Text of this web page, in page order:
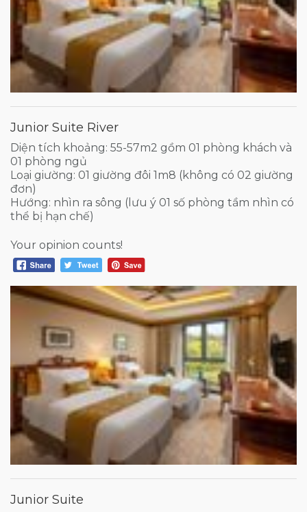
Junior Suite River
Diện tích khoảng: 55-57m2 gồm 01 phòng khách và
01 phòng ngủ
Loại giường: 01 giường đôi 1m8 (không có 02 giường
đơn)
Hướng: nhìn ra sông (lưu ý 01 số phòng tầm nhìn có
thể bị hạn chế)
Your opinion counts!
Junior Suite